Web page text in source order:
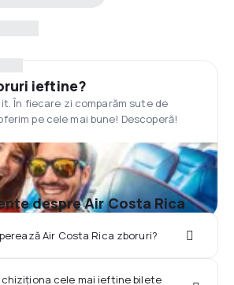
ieftine?
În fiecare zi comparăm sute de
pe cele mai bune! Descoperă!
despre Air Costa Rica
Air Costa Rica zboruri?
cele mai ieftine bilete